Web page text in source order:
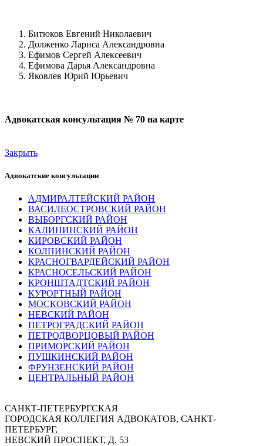
Битюков Евгений Николаевич
Долженко Лариса Александровна
Ефимов Сергей Алексеевич
Ефимова Дарья Александровна
Яковлев Юрий Юрьевич
Адвокатская консультация № 70 на карте
Закрыть
Адвокатские консультации
АДМИРАЛТЕЙСКИЙ РАЙОН
ВАСИЛЕОСТРОВСКИЙ РАЙОН
ВЫБОРГСКИЙ РАЙОН
КАЛИНИНСКИЙ РАЙОН
КИРОВСКИЙ РАЙОН
КОЛПИНСКИЙ РАЙОН
КРАСНОГВАРДЕЙСКИЙ РАЙОН
КРАСНОСЕЛЬСКИЙ РАЙОН
КРОНШТАДТСКИЙ РАЙОН
КУРОРТНЫЙ РАЙОН
МОСКОВСКИЙ РАЙОН
НЕВСКИЙ РАЙОН
ПЕТРОГРАДСКИЙ РАЙОН
ПЕТРОДВОРЦОВЫЙ РАЙОН
ПРИМОРСКИЙ РАЙОН
ПУШКИНСКИЙ РАЙОН
ФРУНЗЕНСКИЙ РАЙОН
ЦЕНТРАЛЬНЫЙ РАЙОН
САНКТ-ПЕТЕРБУРГСКАЯ
ГОРОДСКАЯ КОЛЛЕГИЯ АДВОКАТОВ, САНКТ-
ПЕТЕРБУРГ,
НЕВСКИЙ ПРОСПЕКТ, Д. 53